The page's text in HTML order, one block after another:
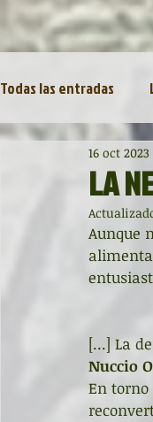
Todas las entradas
Diccionario de
Noche de
Universidad de
LA
16 oct 2023
Aunque
[...] La
Nuccio
En torno